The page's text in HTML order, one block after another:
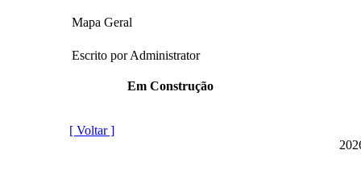
Mapa Geral
Escrito por Administrator
Em Construção
[ Voltar ]